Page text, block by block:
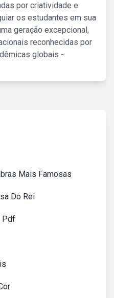
por criatividade e
os estudantes em sua
geração excepcional,
reconhecidas por
globais -
Mais Famosas
Do Rei
Pdf